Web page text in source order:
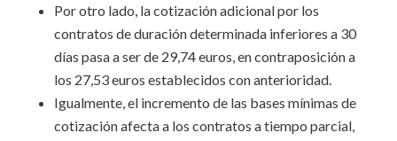
Por otro lado, la cotización adicional por los
contratos de duración determinada inferiores a 30
días pasa a ser de 29,74 euros, en contraposición a
los 27,53 euros establecidos con anterioridad.
Igualmente, el incremento de las bases mínimas de
cotización afecta a los contratos a tiempo parcial,